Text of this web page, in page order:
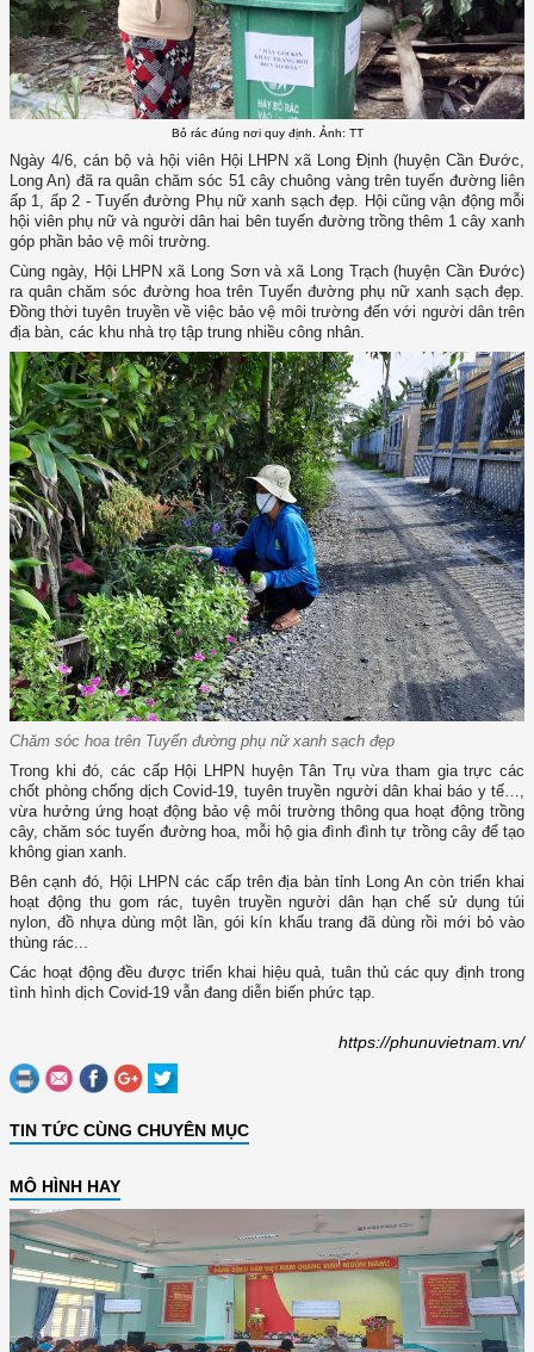
Bỏ rác đúng nơi quy định. Ảnh: TT
Ngày 4/6, cán bộ và hội viên Hội LHPN xã Long Định (huyện Cần Đước,
Long An) đã ra quân chăm sóc 51 cây chuông vàng trên tuyến đường liên
ấp 1, ấp 2 - Tuyến đường Phụ nữ xanh sạch đẹp. Hội cũng vận động mỗi
hội viên phụ nữ và người dân hai bên tuyến đường trồng thêm 1 cây xanh
góp phần bảo vệ môi trường.
Cùng ngày, Hội LHPN xã Long Sơn và xã Long Trạch (huyện Cần Đước)
ra quân chăm sóc đường hoa trên Tuyến đường phụ nữ xanh sạch đẹp.
Đồng thời tuyên truyền về việc bảo vệ môi trường đến với người dân trên
địa bàn, các khu nhà trọ tập trung nhiều công nhân.
Chăm sóc hoa trên Tuyến đường phụ nữ xanh sạch đẹp
Trong khi đó, các cấp Hội LHPN huyện Tân Trụ vừa tham gia trực các
chốt phòng chống dịch Covid-19, tuyên truyền người dân khai báo y tế…,
vừa hưởng ứng hoạt động bảo vệ môi trường thông qua hoạt động trồng
cây, chăm sóc tuyến đường hoa, mỗi hộ gia đình đình tự trồng cây để tạo
không gian xanh.
Bên cạnh đó, Hội LHPN các cấp trên địa bàn tỉnh Long An còn triển khai
hoạt động thu gom rác, tuyên truyền người dân hạn chế sử dụng túi
nylon, đồ nhựa dùng một lần, gói kín khẩu trang đã dùng rồi mới bỏ vào
thùng rác...
Các hoạt động đều được triển khai hiệu quả, tuân thủ các quy định trong
tình hình dịch Covid-19 vẫn đang diễn biến phức tạp.
https://phunuvietnam.vn/
TIN TỨC CÙNG CHUYÊN MỤC
MÔ HÌNH HAY